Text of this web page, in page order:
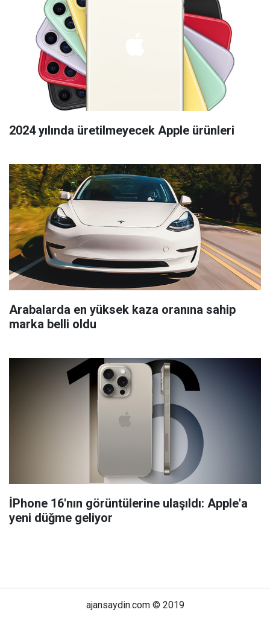
2024 yılında üretilmeyecek Apple ürünleri
Arabalarda en yüksek kaza oranına sahip
marka belli oldu
İPhone 16'nın görüntülerine ulaşıldı: Apple'a
yeni düğme geliyor
ajansaydin.com © 2019